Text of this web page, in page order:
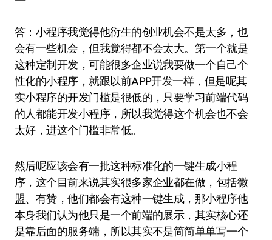
答：小程序我觉得他衍生的创业机会不是太多，也
会有一些机会，但我觉得都不会太大。第一个就是
这种定制开发，可能很多企业说我要做一个自己个
性化的小程序，就跟以前APP开发一样，但是呢其
实小程序的开发门槛是很低的，只要学习前端代码
的人都能开发小程序，所以我觉得这个机会也不会
太好，进这个门槛非常低。
然后呢应该会有一批这种标准化的一键生成小程
序，这个目前来说其实很多家企业都在做，包括微
盟、有赞，他们都会有这种一键生成，那小程序他
本身我们认为他只是一个前端的展示，其实核心还
是靠后面的服务端，所以其实不是简简单单写一个